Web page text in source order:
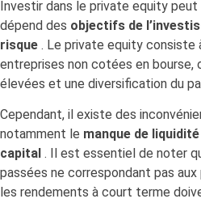
Investir dans le private equity
dépend des objectifs de
risque . Le private equity consiste
entreprises non cotées en
élevées et une diversification du
Cependant, il existe des
notamment le manque de liquidité
capital . Il est essentiel de noter
passées ne correspondant pas
les rendements à court terme